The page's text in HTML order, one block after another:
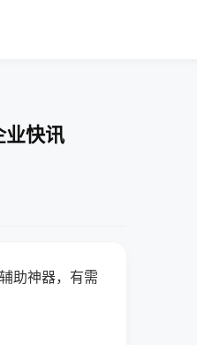
业快讯
助神器，有需